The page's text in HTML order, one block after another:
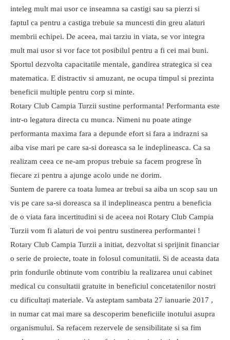
inteleg mult mai usor ce inseamna sa castigi sau sa pierzi si
faptul ca pentru a castiga trebuie sa muncesti din greu alaturi
membrii echipei. De aceea, mai tarziu in viata, se vor integra
mult mai usor si vor face tot posibilul pentru a fi cei mai buni.
Sportul dezvolta capacitatile mentale, gandirea strategica si cea
matematica. E distractiv si amuzant, ne ocupa timpul si prezinta
beneficii multiple pentru corp si minte.
Rotary Club Campia Turzii sustine performanta! Performanta este
intr-o legatura directa cu munca. Nimeni nu poate atinge
performanta maxima fara a depunde efort si fara a indrazni sa
aiba vise mari pe care sa-si doreasca sa le indeplineasca. Ca sa
realizam ceea ce ne-am propus trebuie sa facem progrese în
fiecare zi pentru a ajunge acolo unde ne dorim.
Suntem de parere ca toata lumea ar trebui sa aiba un scop sau un
vis pe care sa-si doreasca sa il indeplineasca pentru a beneficia
de o viata fara incertitudini si de aceea noi Rotary Club Campia
Turzii vom fi alaturi de voi pentru sustinerea performantei !
Rotary Club Campia Turzii a initiat, dezvoltat si sprijinit financiar
o serie de proiecte, toate in folosul comunitatii. Si de aceasta data
prin fondurile obtinute vom contribiu la realizarea unui cabinet
medical cu consultatii gratuite in beneficiul concetatenilor nostri
cu dificultați materiale. Va asteptam sambata 27 ianuarie 2017 ,
in numar cat mai mare sa descoperim beneficiile inotului asupra
organismului. Sa refacem rezervele de sensibilitate si sa fim